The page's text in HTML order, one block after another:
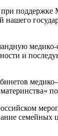
и
семейных